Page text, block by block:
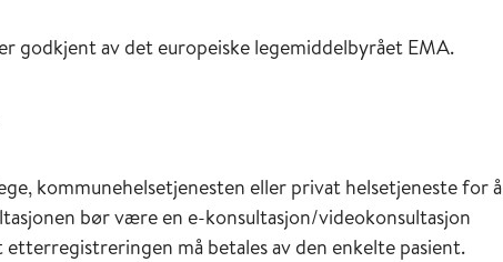
godkjent av det europeiske legemiddelbyrået EMA.
kommunehelsetjenesten eller privat helsetjeneste for å
bør være en e-konsultasjon/videokonsultasjon
må betales av den enkelte pasient.